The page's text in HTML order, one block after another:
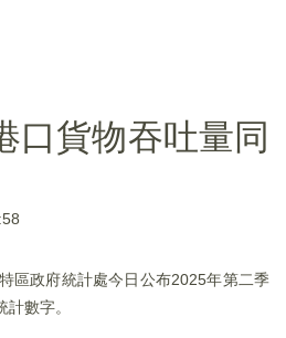
口貨物吞吐量同
區政府統計處今日公布2025年第二季
數字。